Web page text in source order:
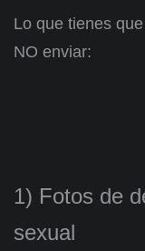
Lo que tienes
NO enviar:
1) Fotos de
sexual